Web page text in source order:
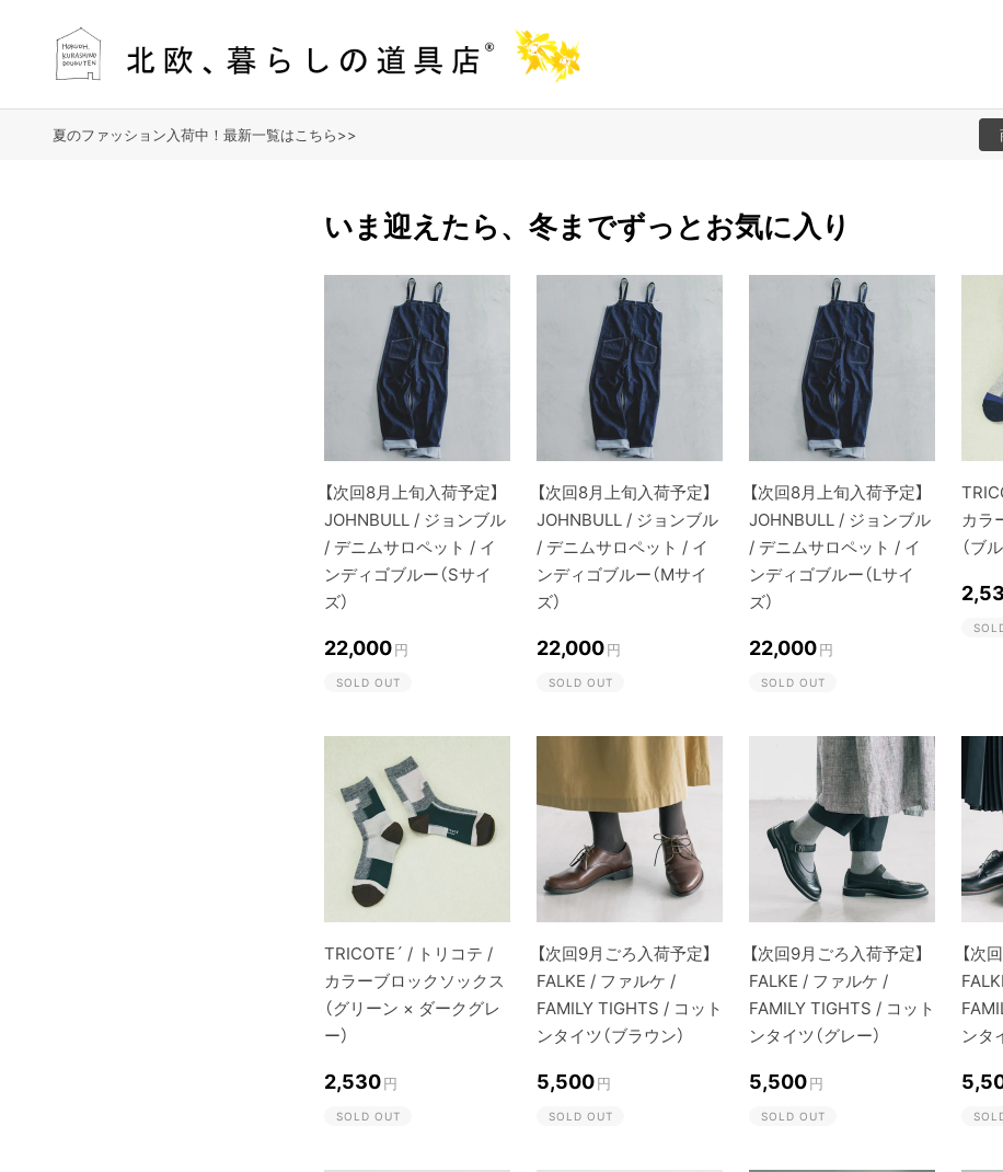
夏のファッション入荷中！最新一覧はこちら>>
いま迎えたら、冬までずっとお気に入り
【次回8月上旬入荷予定】
JOHNBULL / ジョンブル
/ デニムサロペット / イ
ンディゴブルー（Sサイ
ズ）
22,000円
SOLD OUT
【次回8月上旬入荷予定】
JOHNBULL / ジョンブル
/ デニムサロペット / イ
ンディゴブルー（Mサイ
ズ）
22,000円
SOLD OUT
【次回8月上旬入荷予定】
JOHNBULL / ジョンブル
/ デニムサロペット / イ
ンディゴブルー（Lサイ
ズ）
22,000円
SOLD OUT
カラ
（ブ
TRICOTE´ / トリコテ /
カラーブロックソックス
（グリーン × ダークグレ
ー）
2,530円
SOLD OUT
【次回9月ごろ入荷予定】
FALKE / ファルケ /
FAMILY TIGHTS / コット
ンタイツ（ブラウン）
5,500円
SOLD OUT
【次回9月ごろ入荷予定】
FALKE / ファルケ /
FAMILY TIGHTS / コット
ンタイツ（グレー）
5,500円
SOLD OUT
【次
ンタ